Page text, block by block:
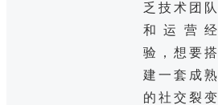
乏技术团队
和运营经
验，想要搭
建一套成熟
的社交裂变